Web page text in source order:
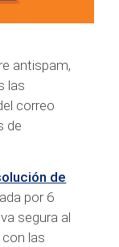
antispam,
las
correo
de
de
por 6
segura al
las